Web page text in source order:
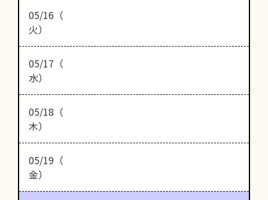
05/16（
火）
05/17（
水）
05/18（
木）
05/19（
金）